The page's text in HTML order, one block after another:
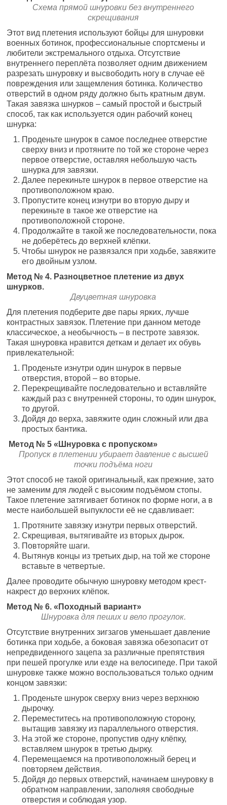
Схема прямой шнуровки без внутреннего
скрещивания
Этот вид плетения используют бойцы для шнуровки
военных ботинок, профессиональные спортсмены и
любители экстремального отдыха. Отсутствие
внутреннего переплёта позволяет одним движением
разрезать шнуровку и высвободить ногу в случае её
повреждения или защемления ботинка. Количество
отверстий в одном ряду должно быть кратным двум.
Такая завязка шнурков – самый простой и быстрый
способ, так как используется один рабочий конец
шнурка:
Проденьте шнурок в самое последнее отверстие
сверху вниз и протяните по той же стороне через
первое отверстие, оставляя небольшую часть
шнурка для завязки.
Далее перекиньте шнурок в первое отверстие на
противоположном краю.
Пропустите конец изнутри во вторую дыру и
перекиньте в такое же отверстие на
противоположной стороне.
Продолжайте в такой же последовательности, пока
не доберётесь до верхней клёпки.
Чтобы шнурок не развязался при ходьбе, завяжите
его двойным узлом.
Метод № 4. Разноцветное плетение из двух
шнурков.
Двуцветная шнуровка
Для плетения подберите две пары ярких, лучше
контрастных завязок. Плетение при данном методе
классическое, а необычность – в пестроте завязок.
Такая шнуровка нравится деткам и делает их обувь
привлекательной:
Проденьте изнутри один шнурок в первые
отверстия, второй – во вторые.
Перекрещивайте последовательно и вставляйте
каждый раз с внутренней стороны, то один шнурок,
то другой.
Дойдя до верха, завяжите один сложный или два
простых бантика.
Метод № 5 «Шнуровка с пропуском»
Пропуск в плетении убирает давление с высшей
точки подъёма ноги
Этот способ не такой оригинальный, как прежние, зато
не заменим для людей с высоким подъёмом стопы.
Такое плетение затягивает ботинок по форме ноги, а в
месте наибольшей выпуклости её не сдавливает:
Протяните завязку изнутри первых отверстий.
Скрещивая, вытягивайте из вторых дырок.
Повторяйте шаги.
Вытянув концы из третьих дыр, на той же стороне
вставьте в четвертые.
Далее проводите обычную шнуровку методом крест-
накрест до верхних клёпок.
Метод № 6. «Походный вариант»
Шнуровка для пеших и вело прогулок.
Отсутствие внутренних зигзагов уменьшает давление
ботинка при ходьбе, а боковая завязка обезопасит от
непредвиденного зацепа за различные препятствия
при пешей прогулке или езде на велосипеде. При такой
шнуровке также можно воспользоваться только одним
концом завязки:
Проденьте шнурок сверху вниз через верхнюю
дырочку.
Переместитесь на противоположную сторону,
вытащив завязку из параллельного отверстия.
На этой же стороне, пропустив одну клёпку,
вставляем шнурок в третью дырку.
Перемещаемся на противоположный берец и
повторяем действия.
Дойдя до первых отверстий, начинаем шнуровку в
обратном направлении, заполняя свободные
отверстия и соблюдая узор.